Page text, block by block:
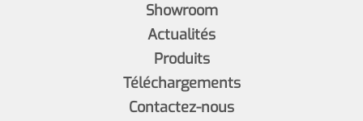
Showroom
Actualités
Produits
Téléchargements
Contactez-nous